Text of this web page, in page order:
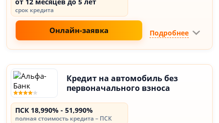
срок кредита
Онлайн-заявка Подробнее
Кредит на автомобиль без
первоначального взноса
ПСК 18,990% - 51,990%
полная стоимость кредита – ПСК